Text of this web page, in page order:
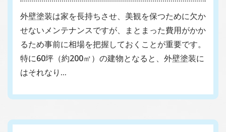
外壁塗装は家を長持ちさせ、美観を保つために欠か
せないメンテナンスですが、まとまった費用がかか
るため事前に相場を把握しておくことが重要です。
特に60坪（約200㎡）の建物となると、外壁塗装に
はそれなり…